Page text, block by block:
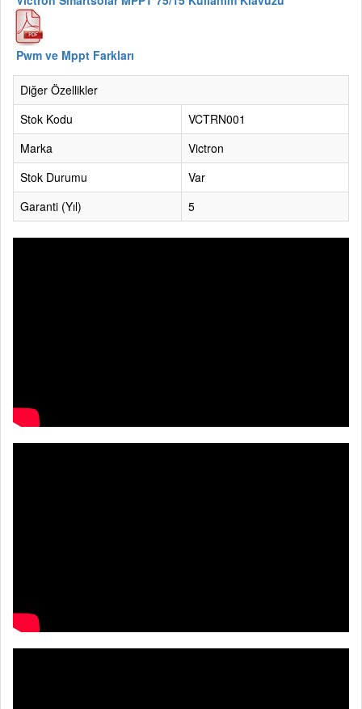
Pwm ve Mppt Farkları
Diğer Özellikler
Stok Kodu
VCTRN001
Marka
Victron
Stok Durumu
Var
Garanti (Yıl)
5